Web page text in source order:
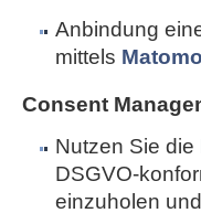
Anbindung
mittels Matomo
Consent
Nutzen Sie die
DSGVO-
einzuholen